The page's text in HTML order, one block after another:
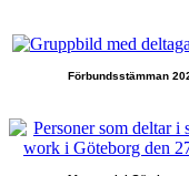
Förbundsstämman